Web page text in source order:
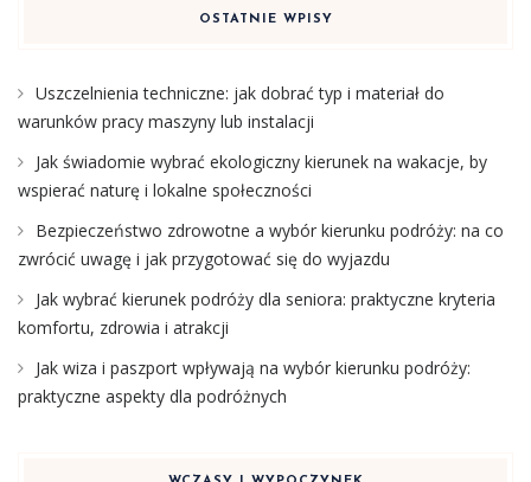
OSTATNIE WPISY
Uszczelnienia techniczne: jak dobrać typ i materiał do
warunków pracy maszyny lub instalacji
Jak świadomie wybrać ekologiczny kierunek na wakacje, by
wspierać naturę i lokalne społeczności
Bezpieczeństwo zdrowotne a wybór kierunku podróży: na co
zwrócić uwagę i jak przygotować się do wyjazdu
Jak wybrać kierunek podróży dla seniora: praktyczne kryteria
komfortu, zdrowia i atrakcji
Jak wiza i paszport wpływają na wybór kierunku podróży:
praktyczne aspekty dla podróżnych